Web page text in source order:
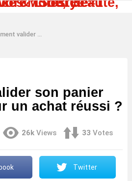
panier en ligne pour un achat réussi ?
son panier
un achat réussi ?
26k Views 33 Votes
Twitter